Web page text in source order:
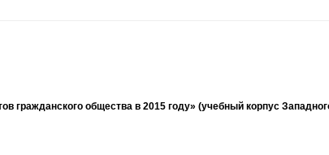
гражданского общества в 2015 году» (учебный корпус